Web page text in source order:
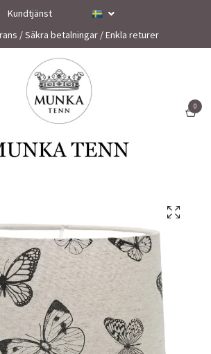
Kundtjänst
/ Säkra betalningar / Enkla returer
0